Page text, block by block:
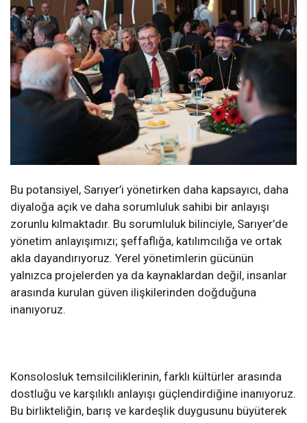
Bu potansiyel, Sarıyer’i yönetirken daha kapsayıcı, daha
diyaloğa açık ve daha sorumluluk sahibi bir anlayışı
zorunlu kılmaktadır. Bu sorumluluk bilinciyle, Sarıyer’de
yönetim anlayışımızı; şeffaflığa, katılımcılığa ve ortak
akla dayandırıyoruz. Yerel yönetimlerin gücünün
yalnızca projelerden ya da kaynaklardan değil, insanlar
arasında kurulan güven ilişkilerinden doğduğuna
inanıyoruz.
Konsolosluk temsilciliklerinin, farklı kültürler arasında
dostluğu ve karşılıklı anlayışı güçlendirdiğine inanıyoruz.
Bu birlikteliğin, barış ve kardeşlik duygusunu büyüterek